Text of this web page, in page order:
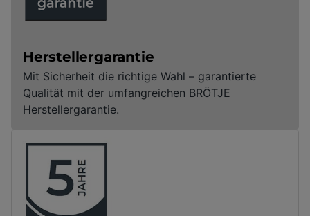
Herstellergarantie
Mit Sicherheit die richtige Wahl – garantierte
Qualität mit der umfangreichen BRÖTJE
Herstellergarantie.